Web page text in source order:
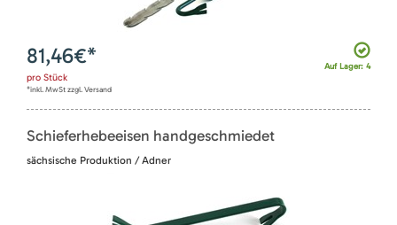
Auf Lager: 4
81,46€*
pro Stück
*inkl. MwSt zzgl. Versand
Schieferhebeeisen handgeschmiedet
sächsische Produktion / Adner